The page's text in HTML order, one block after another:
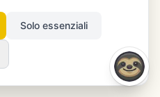
credibili per pagina
Solo essenziali